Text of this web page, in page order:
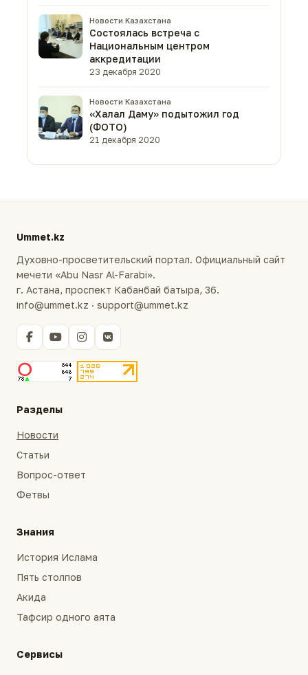
Новости Казахстана
Состоялась встреча с
Национальным центром
аккредитации
23 декабря 2020
Новости Казахстана
«Халал Даму» подытожил год
(ФОТО)
21 декабря 2020
Ummet.kz
Духовно-просветительский портал. Официальный сайт
мечети «Abu Nasr Al-Farabi».
г. Астана, проспект Кабанбай батыра, 36.
info@ummet.kz · support@ummet.kz
Разделы
Новости
Статьи
Вопрос-ответ
Фетвы
Знания
История Ислама
Пять столпов
Акида
Тафсир одного аята
Сервисы